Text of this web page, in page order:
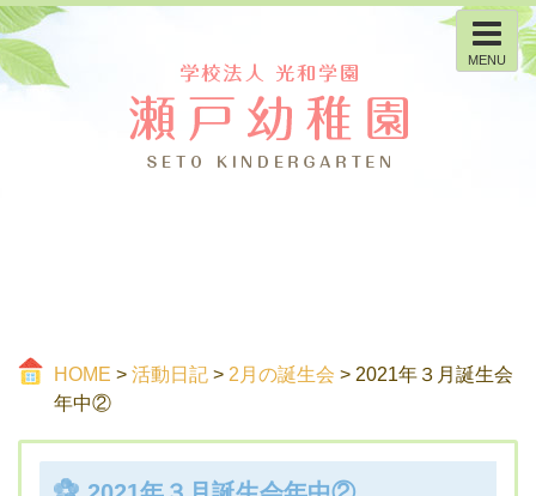
MENU
HOME > 活動日記 > 2月の誕生会 > 2021年３月誕生会
年中②